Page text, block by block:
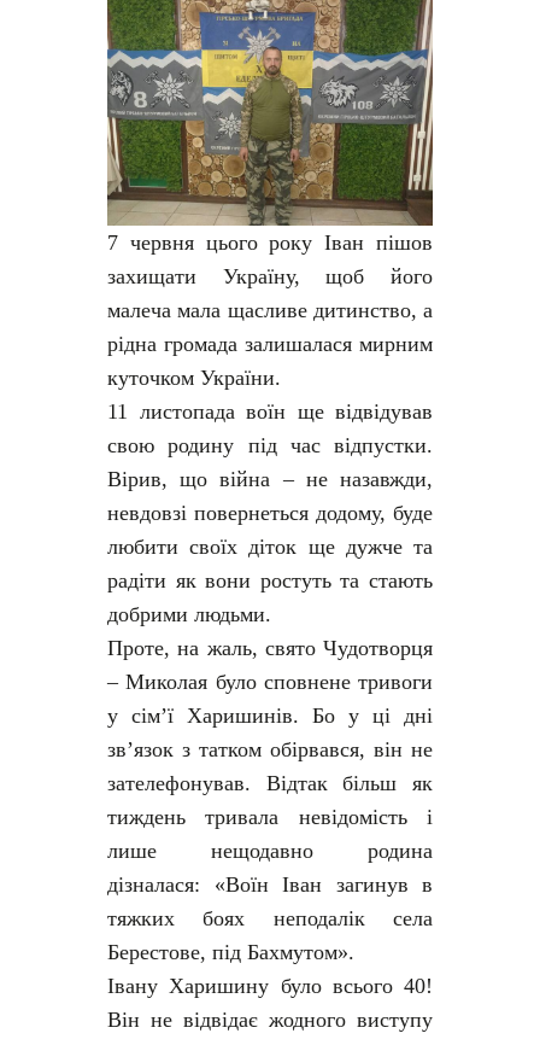
7 червня цього року Іван пішов
захищати Україну, щоб його
малеча мала щасливе дитинство, а
рідна громада залишалася мирним
куточком України.
11 листопада воїн ще відвідував
свою родину під час відпустки.
Вірив, що війна – не назавжди,
невдовзі повернеться додому, буде
любити своїх діток ще дужче та
радіти як вони ростуть та стають
добрими людьми.
Проте, на жаль, свято Чудотворця
– Миколая було сповнене тривоги
у сім’ї Харишинів. Бо у ці дні
зв’язок з татком обірвався, він не
зателефонував. Відтак більш як
тиждень тривала невідомість і
лише нещодавно родина
дізналася: «Воїн Іван загинув в
тяжких боях неподалік села
Берестове, під Бахмутом».
Івану Харишину було всього 40!
Він не відвідає жодного виступу